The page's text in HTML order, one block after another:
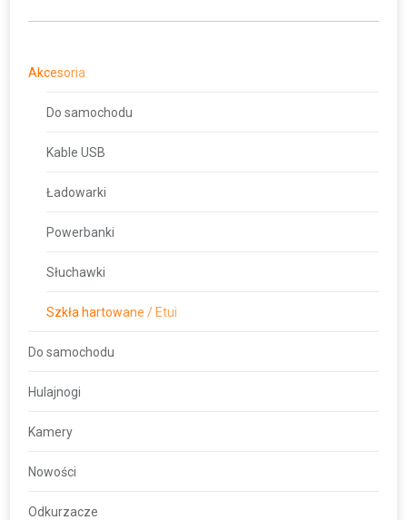
Akcesoria
Do samochodu
Kable USB
Ładowarki
Powerbanki
Słuchawki
Szkła hartowane / Etui
Do samochodu
Hulajnogi
Kamery
Nowości
Odkurzacze